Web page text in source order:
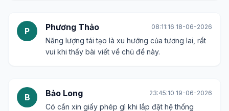
P Phương Thảo 08:11:16 18-06-2026
Năng lượng tái tạo là xu hướng của tương lai, rất
vui khi thấy bài viết về chủ đề này.
B Bảo Long 23:45:10 19-06-2026
Có cần xin giấy phép gì khi lắp đặt hệ thống